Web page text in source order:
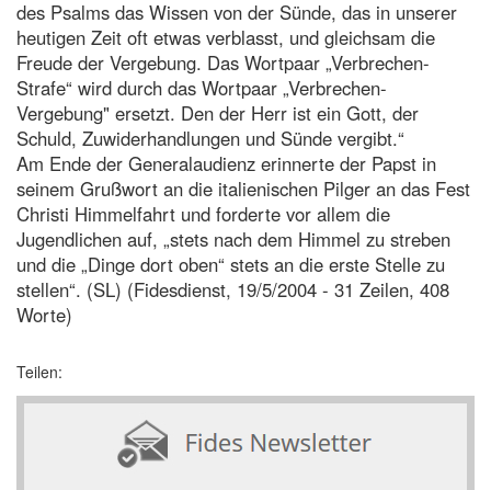
des Psalms das Wissen von der Sünde, das in unserer
heutigen Zeit oft etwas verblasst, und gleichsam die
Freude der Vergebung. Das Wortpaar „Verbrechen-
Strafe“ wird durch das Wortpaar „Verbrechen-
Vergebung" ersetzt. Den der Herr ist ein Gott, der
Schuld, Zuwiderhandlungen und Sünde vergibt.“
Am Ende der Generalaudienz erinnerte der Papst in
seinem Grußwort an die italienischen Pilger an das Fest
Christi Himmelfahrt und forderte vor allem die
Jugendlichen auf, „stets nach dem Himmel zu streben
und die „Dinge dort oben“ stets an die erste Stelle zu
stellen“. (SL) (Fidesdienst, 19/5/2004 - 31 Zeilen, 408
Worte)
Teilen: